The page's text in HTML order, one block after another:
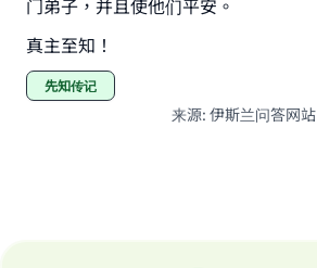
门弟子，并且使他们平安。
真主至知！
先知传记
来源: 伊斯兰问答网站